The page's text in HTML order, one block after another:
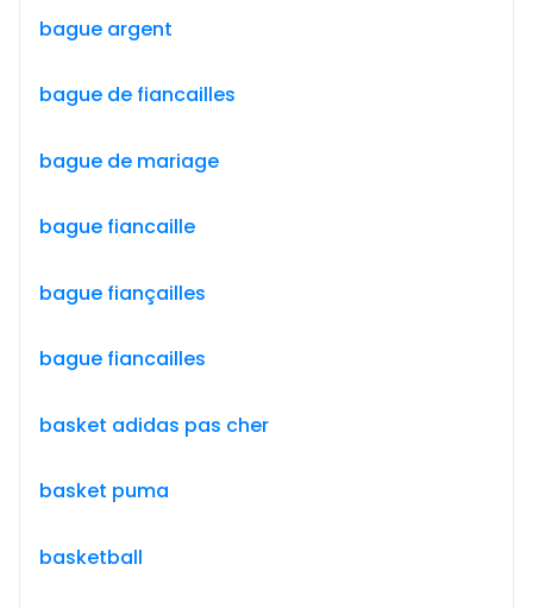
bague argent
bague de fiancailles
bague de mariage
bague fiancaille
bague fiançailles
bague fiancailles
basket adidas pas cher
basket puma
basketball